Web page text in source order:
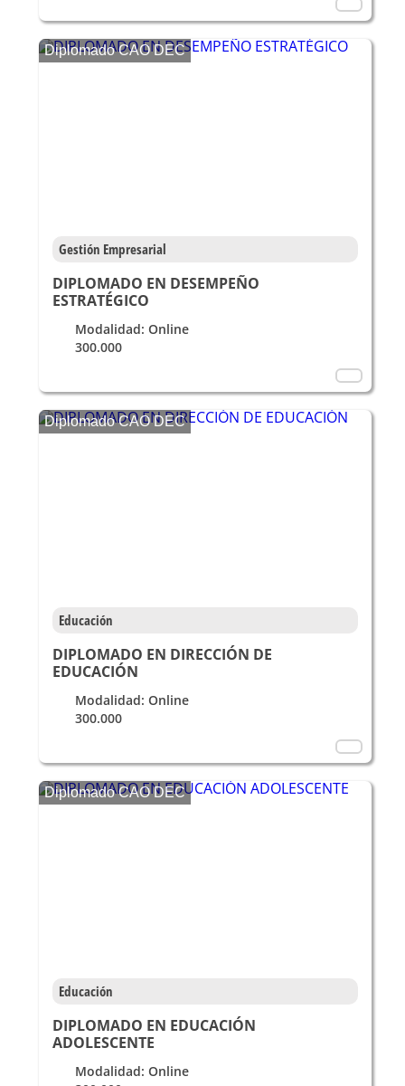
Diplomado CAO DEC
Gestión Empresarial
DIPLOMADO EN DESEMPEÑO
ESTRATÉGICO
Modalidad: Online
300.000
Diplomado CAO DEC
Educación
DIPLOMADO EN DIRECCIÓN DE
EDUCACIÓN
Modalidad: Online
300.000
Diplomado CAO DEC
Educación
DIPLOMADO EN EDUCACIÓN
ADOLESCENTE
Modalidad: Online